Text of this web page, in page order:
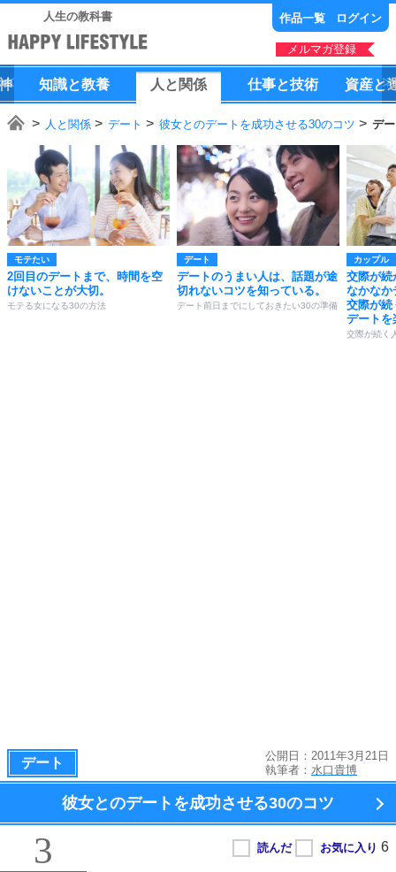
人生の教科書 作品一覧 ログイン
メルマガ登録
知識と教養 人 と 関係 仕事と技術 資産と
人と関係 デート 彼女とのデートを成功させる30のコツ デ
モテたい
2回目のデートまで、時間を空
けないことが大切。
モテる女になる30の方法
デート
デートのうまい人は、話題が途
切れないコツを知っている。
デート前日までにしておきたい30の準備
カップル
交際が続
なかなか
交際が続
デートを
交際が続く
デート
公開日：2011年3月21日
執筆者： 水口貴博
彼女とのデートを成功させる30のコツ
3